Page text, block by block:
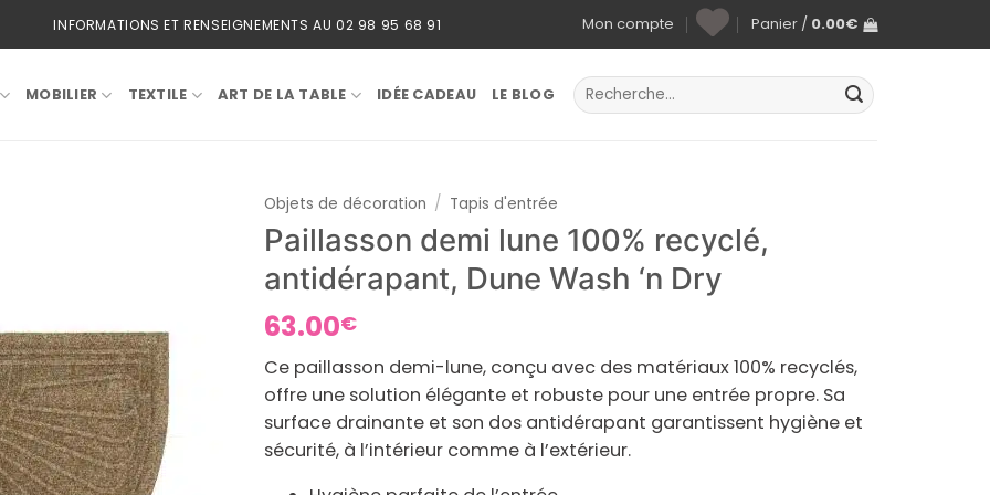
INFORMATIONS ET RENSEIGNEMENTS AU 02 98 95 68 91 Mon compte Panier / 0.00€
MOBILIER TEXTILE ART DE LA TABLE IDÉE CADEAU LE BLOG
Recherche
pour :
Objets de décoration / Tapis d'entrée
Paillasson demi lune 100% recyclé,
antidérapant, Dune Wash ‘n Dry
63.00€
Ce paillasson demi-lune, conçu avec des matériaux 100% recyclés,
offre une solution élégante et robuste pour une entrée propre. Sa
surface drainante et son dos antidérapant garantissent hygiène et
sécurité, à l’intérieur comme à l’extérieur.